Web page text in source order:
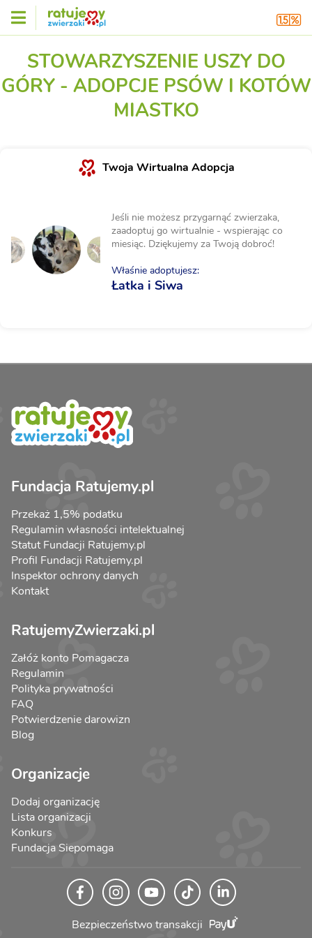
STOWARZYSZENIE USZY DO
GÓRY - ADOPCJE PSÓW I KOTÓW
MIASTKO
Twoja Wirtualna Adopcja
Jeśli nie możesz przygarnąć zwierzaka,
zaadoptuj go wirtualnie - wspierając co
miesiąc. Dziękujemy za Twoją dobroć!
Właśnie adoptujesz:
Łatka i Siwa
Fundacja Ratujemy.pl
Przekaż 1,5% podatku
Regulamin własności intelektualnej
Statut Fundacji Ratujemy.pl
Profil Fundacji Ratujemy.pl
Inspektor ochrony danych
Kontakt
RatujemyZwierzaki.pl
Załóż konto Pomagacza
Regulamin
Polityka prywatności
FAQ
Potwierdzenie darowizn
Blog
Organizacje
Dodaj organizację
Lista organizacji
Konkurs
Fundacja Siepomaga
Bezpieczeństwo transakcji